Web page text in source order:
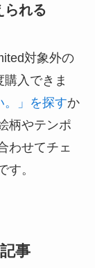
られる
対象外の
入できま
。」を探すか
柄やテンポ
わせてチェ
す。
事